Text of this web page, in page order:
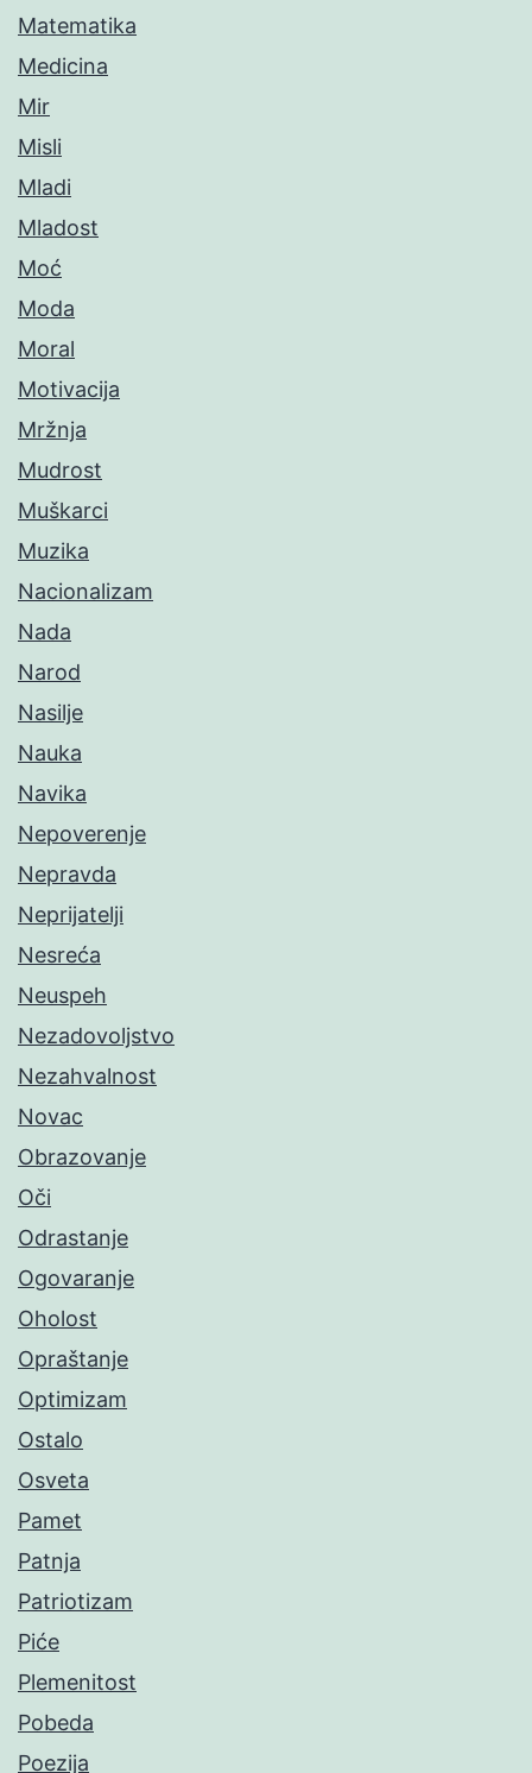
Matematika
Medicina
Mir
Misli
Mladi
Mladost
Moć
Moda
Moral
Motivacija
Mržnja
Mudrost
Muškarci
Muzika
Nacionalizam
Nada
Narod
Nasilje
Nauka
Navika
Nepoverenje
Nepravda
Neprijatelji
Nesreća
Neuspeh
Nezadovoljstvo
Nezahvalnost
Novac
Obrazovanje
Oči
Odrastanje
Ogovaranje
Oholost
Opraštanje
Optimizam
Ostalo
Osveta
Pamet
Patnja
Patriotizam
Piće
Plemenitost
Pobeda
Poezija